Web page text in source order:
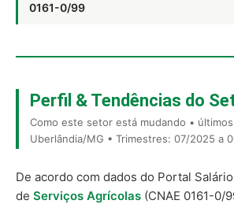
0161-0/99
Perfil & Tendências do
Como este setor está mudando • últimos
Uberlândia/MG • Trimestres: 07/2025 a
De acordo com dados do Portal
de Serviços Agrícolas (CNAE 0161-0/